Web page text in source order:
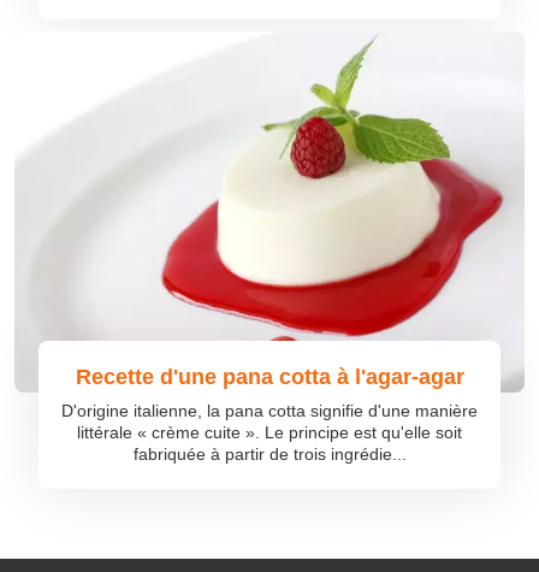
Recette d'une pana cotta à l'agar-agar
D'origine italienne, la pana cotta signifie d'une manière
littérale « crème cuite ». Le principe est qu'elle soit
fabriquée à partir de trois ingrédie...